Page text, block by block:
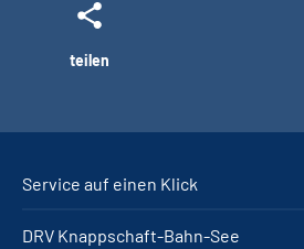
teilen
Service auf einen Klick
DRV Knappschaft-Bahn-See